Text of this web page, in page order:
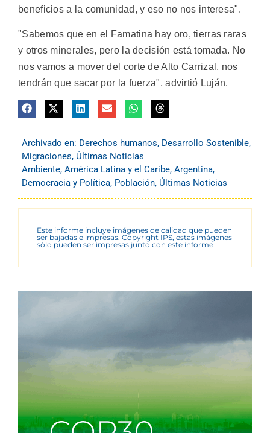
beneficios a la comunidad, y eso no nos interesa".
"Sabemos que en el Famatina hay oro, tierras raras
y otros minerales, pero la decisión está tomada. No
nos vamos a mover del corte de Alto Carrizal, nos
tendrán que sacar por la fuerza", advirtió Luján.
Archivado en: Derechos humanos, Desarrollo Sostenible,
Migraciones, Últimas Noticias
Ambiente, América Latina y el Caribe, Argentina,
Democracia y Política, Población, Últimas Noticias
Este informe incluye imágenes de calidad que pueden
ser bajadas e impresas. Copyright IPS, estas imágenes
sólo pueden ser impresas junto con este informe